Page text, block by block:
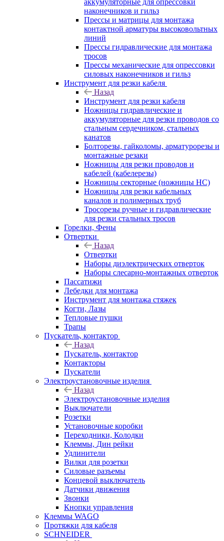
аккумуляторные для опрессовки
наконечников и гильз
Прессы и матрицы для монтажа
контактной арматуры высоковольтных
линий
Прессы гидравлические для монтажа
тросов
Прессы механические для опрессовки
силовых наконечников и гильз
Инструмент для резки кабеля
Назад
Инструмент для резки кабеля
Ножницы гидравлические и
аккумуляторные для резки проводов со
стальным сердечником, стальных
канатов
Болторезы, гайколомы, арматурорезы и
монтажные резаки
Ножницы для резки проводов и
кабелей (кабелерезы)
Ножницы секторные (ножницы НС)
Ножницы для резки кабельных
каналов и полимерных труб
Тросорезы ручные и гидравлические
для резки стальных тросов
Горелки, Фены
Отвертки
Назад
Отвертки
Наборы диэлектрических отверток
Наборы слесарно-монтажных отверток
Пассатижи
Лебедки для монтажа
Инструмент для монтажа стяжек
Когти, Лазы
Тепловые пушки
Трапы
Пускатель, контактор
Назад
Пускатель, контактор
Контакторы
Пускатели
Электроустановочные изделия
Назад
Электроустановочные изделия
Выключатели
Розетки
Установочные коробки
Переходники, Колодки
Клеммы, Дин рейки
Удлинители
Вилки для розетки
Силовые разъемы
Концевой выключатель
Датчики движения
Звонки
Кнопки управления
Клеммы WAGO
Протяжки для кабеля
SCHNEIDER